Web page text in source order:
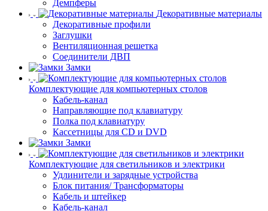
Демпферы
Декоративные материалы
Декоративные профили
Заглушки
Вентиляционная решетка
Соединители ДВП
Замки
Комплектующие для компьютерных столов
Кабель-канал
Направляющие под клавиатуру
Полка под клавиатуру
Кассетницы для CD и DVD
Замки
Комплектующие для светильников и электрики
Удлинители и зарядные устройства
Блок питания/ Трансформаторы
Кабель и штейкер
Кабель-канал